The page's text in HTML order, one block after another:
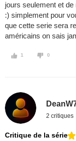
jours seulement et
:) simplement pour
que cette serie sera
américains on sais
1 0
2 critiques
Critique de la série